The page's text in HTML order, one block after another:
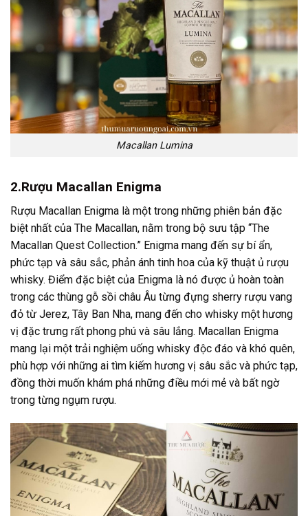
Macallan Lumina
2.Rượu Macallan Enigma
Rượu Macallan Enigma là một trong những phiên bản đặc
biệt nhất của The Macallan, nằm trong bộ sưu tập “The
Macallan Quest Collection.” Enigma mang đến sự bí ẩn,
phức tạp và sâu sắc, phản ánh tinh hoa của kỹ thuật ủ rượu
whisky. Điểm đặc biệt của Enigma là nó được ủ hoàn toàn
trong các thùng gỗ sồi châu Âu từng đựng sherry rượu vang
đỏ từ Jerez, Tây Ban Nha, mang đến cho whisky một hương
vị đặc trưng rất phong phú và sâu lắng. Macallan Enigma
mang lại một trải nghiệm uống whisky độc đáo và khó quên,
phù hợp với những ai tìm kiếm hương vị sâu sắc và phức tạp,
đồng thời muốn khám phá những điều mới mẻ và bất ngờ
trong từng ngụm rượu.